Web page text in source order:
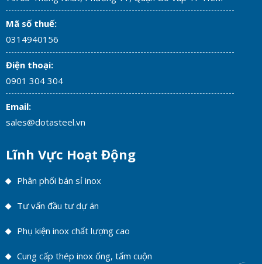
Mã số thuế:
0314940156
Điện thoại:
0901 304 304
Email:
sales@dotasteel.vn
Lĩnh Vực Hoạt Động
Phân phối bán sỉ inox
Tư vấn đầu tư dự án
Phụ kiện inox chất lượng cao
Cung cấp thép inox ống, tấm cuộn